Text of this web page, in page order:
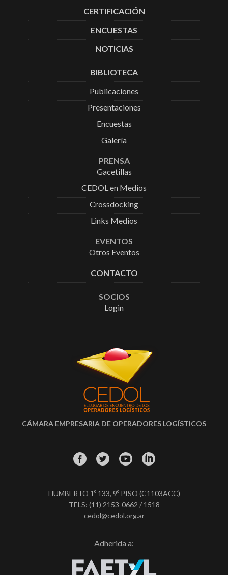
CERTIFICACIÓN
ENCUESTAS
NOTICIAS
BIBLIOTECA
Publicaciones
Presentaciones
Encuestas
Galería
PRENSA
Gacetillas
CEDOL en Medios
Crossdocking
Links Medios
EVENTOS
Otros Eventos
CONTACTO
SOCIOS
Login
CÁMARA EMPRESARIA DE OPERADORES LOGÍSTICOS
HUMBERTO 1º 133, 9º PISO (C1103ACC)
TELS: (11) 2153-0662 / 1518
cedol@cedol.org.ar
Adherida a: